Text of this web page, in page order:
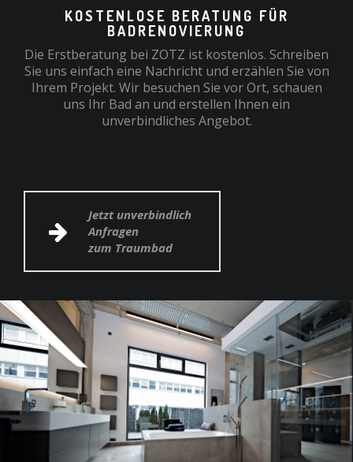
KOSTENLOSE BERATUNG FÜR
BADRENOVIERUNG
Die Erstberatung bei ZOTZ ist kostenlos. Schreiben
Sie uns einfach eine Nachricht und erzählen Sie von
Ihrem Projekt. Wir besuchen Sie vor Ort, schauen
uns Ihr Bad an und erstellen Ihnen ein
unverbindliches Angebot.
Jetzt unverbindlich
Anfragen
zum Traumbad